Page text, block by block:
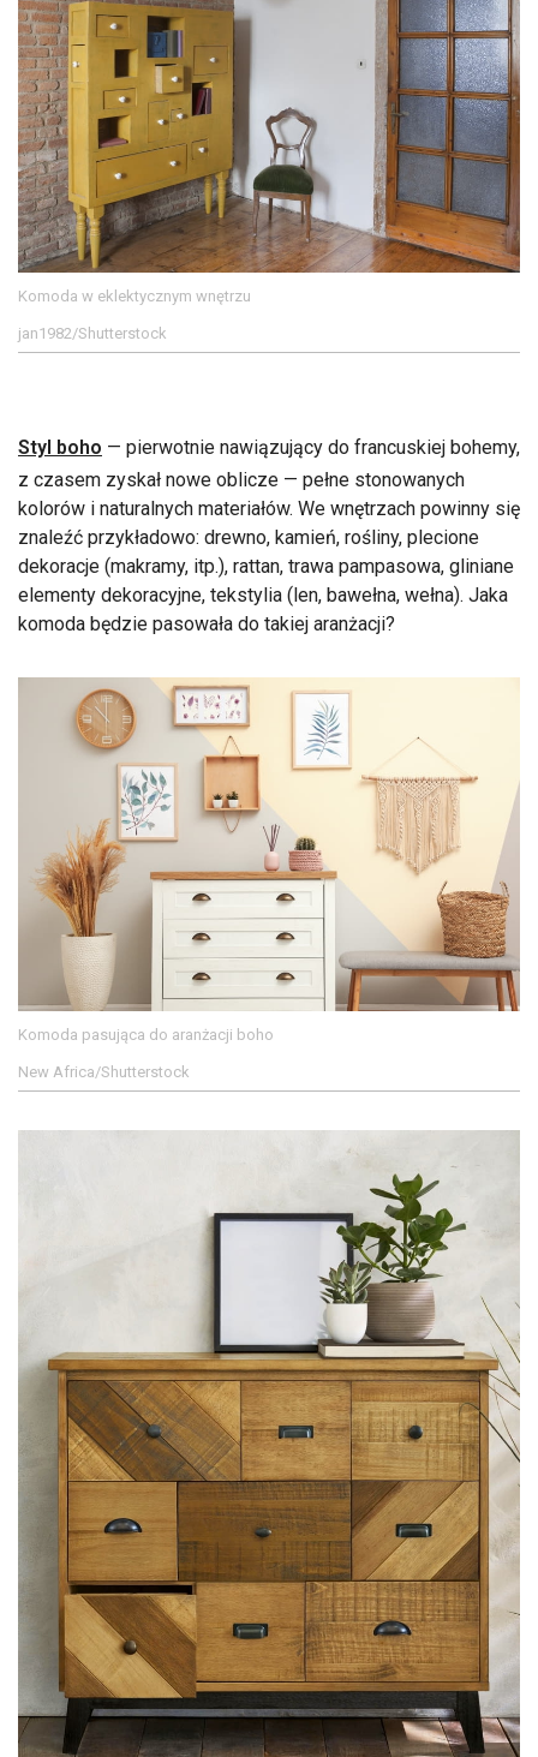
Komoda w eklektycznym wnętrzu
jan1982/Shutterstock
Styl boho — pierwotnie nawiązujący do francuskiej bohemy,
z czasem zyskał nowe oblicze — pełne stonowanych
kolorów i naturalnych materiałów. We wnętrzach powinny się
znaleźć przykładowo: drewno, kamień, rośliny, plecione
dekoracje (makramy, itp.), rattan, trawa pampasowa, gliniane
elementy dekoracyjne, tekstylia (len, bawełna, wełna). Jaka
komoda będzie pasowała do takiej aranżacji?
Komoda pasująca do aranżacji boho
New Africa/Shutterstock